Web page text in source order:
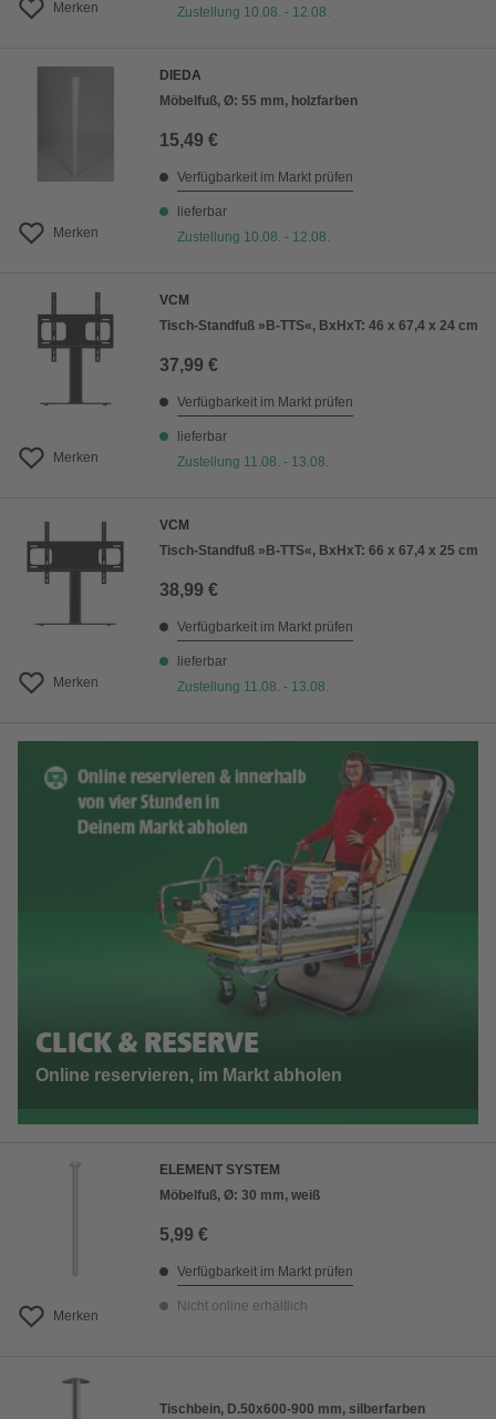
Merken Zustellung 10.08. - 12.08.
Merken
DIEDA
Möbelfuß, Ø: 55 mm, holzfarben
15,49 €
Verfügbarkeit im Markt prüfen
lieferbar
Zustellung 10.08. - 12.08.
Merken
VCM
Tisch-Standfuß »B-TTS«, BxHxT: 46 x 67,4 x 24 cm
37,99 €
Verfügbarkeit im Markt prüfen
lieferbar
Zustellung 11.08. - 13.08.
Merken
VCM
Tisch-Standfuß »B-TTS«, BxHxT: 66 x 67,4 x 25 cm
38,99 €
Verfügbarkeit im Markt prüfen
lieferbar
Zustellung 11.08. - 13.08.
CLICK & RESERVE
Online reservieren, im Markt abholen
Merken
ELEMENT SYSTEM
Möbelfuß, Ø: 30 mm, weiß
5,99 €
Verfügbarkeit im Markt prüfen
Nicht online erhältlich
Tischbein, D.50x600-900 mm, silberfarben